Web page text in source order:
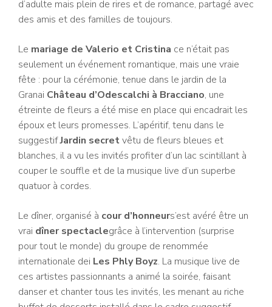
d’adulte mais plein de rires et de romance, partagé avec
des amis et des familles de toujours.
Le mariage de Valerio et Cristina ce n’était pas
seulement un événement romantique, mais une vraie
fête : pour la cérémonie, tenue dans le jardin de la
Granai Château d’Odescalchi à Bracciano, une
étreinte de fleurs a été mise en place qui encadrait les
époux et leurs promesses. L’apéritif, tenu dans le
suggestifJardin secretvêtu de fleurs bleues et
blanches, il a vu les invités profiter d’un lac scintillant à
couper le souffle et de la musique live d’un superbe
quatuor à cordes.
Le dîner, organisé à cour d’honneurs’est avéré être un
vrai dîner spectaclegrâce à l’intervention (surprise
pour tout le monde) du groupe de renommée
internationale dei Les Phly Boyz. La musique live de
ces artistes passionnants a animé la soirée, faisant
danser et chanter tous les invités, les menant au riche